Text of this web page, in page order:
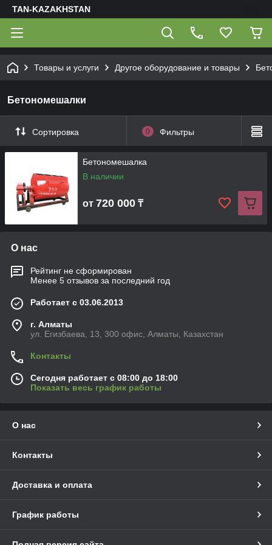
TAN-KAZAKHSTAN
Товары и услуги Другое оборудование и товары
Бетономешалки
Сортировка 0 Фильтры
Бетономешалка
В наличии
от 720 000 ₸
О нас
Рейтинг не сформирован
Менее 5 отзывов за последний год
Работает с 03.06.2013
г. Алматы
ул. Егизбаева, 13, 300 офис, Алматы, Казахстан
Контакты
Сегодня работает с 08:00 до 18:00
Показать весь график работы
О нас
Контакты
Доставка и оплата
График работы